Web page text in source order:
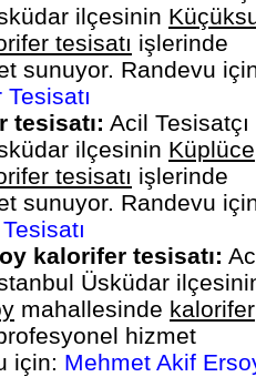
ilçesinin
tesisatı işlerinde
sunuyor. Randevu
tesisatı: Acil Tesisatçı
ilçesinin Küplüce
tesisatı işlerinde
sunuyor. Randevu
kalorifer tesisatı:
Üsküdar
mahallesinde kalorifer
hizmet
için: Mehmet Akif